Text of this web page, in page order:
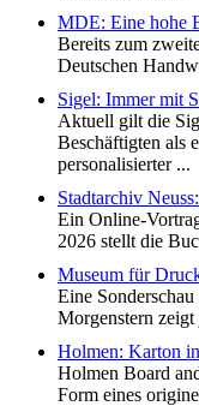
MDE: Eine hohe
Bereits zum
Deutschen
Sigel: Immer mit
Aktuell gilt die
Beschäftigten als
personalisierter ...
Stadtarchiv
Ein Online-
2026 stellt die
Museum für
Eine
Morgenstern
Holmen: Karton
Holmen Board
Form eines